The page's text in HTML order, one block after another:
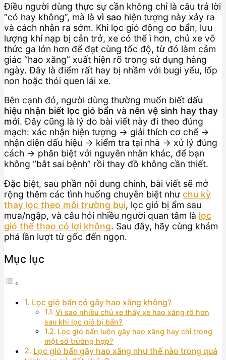
Điều người dùng thực sự cần không chỉ là câu trả lời
“có hay không”, mà là vì sao hiện tượng này xảy ra
và cách nhận ra sớm. Khi lọc gió động cơ bẩn, lưu
lượng khí nạp bị cản trở, xe có thể ì hơn, chủ xe vô
thức ga lớn hơn để đạt cùng tốc độ, từ đó làm cảm
giác “hao xăng” xuất hiện rõ trong sử dụng hàng
ngày. Đây là điểm rất hay bị nhầm với bugi yếu, lốp
non hoặc thói quen lái xe.
Bên cạnh đó, người dùng thường muốn biết dấu
hiệu nhận biết lọc gió bẩn và nên vệ sinh hay thay
mới. Đây cũng là lý do bài viết này đi theo đúng
mạch: xác nhận hiện tượng → giải thích cơ chế →
nhận diện dấu hiệu → kiểm tra tại nhà → xử lý đúng
cách → phân biệt với nguyên nhân khác, để bạn
không “bắt sai bệnh” rồi thay đồ không cần thiết.
Đặc biệt, sau phần nội dung chính, bài viết sẽ mở
rộng thêm các tình huống chuyên biệt nhưchu kỳ
thay lọc theo môi trường bụi, lọc gió bị ẩm sau
mưa/ngập, và câu hỏi nhiều người quan tâm là lọc
gió thể thao có lợi không. Sau đây, hãy cùng khám
phá lần lượt từ gốc đến ngọn.
Mục lục
Lọc gió bẩn có gây hao xăng không?
Vì sao nhiều chủ xe thấy xe hao xăng rõ hơn
sau khi lọc gió bị bẩn?
Lọc gió bẩn luôn gây hao xăng hay chỉ trong
một số trường hợp?
Lọc gió bẩn gây hao xăng như thế nào trong quá